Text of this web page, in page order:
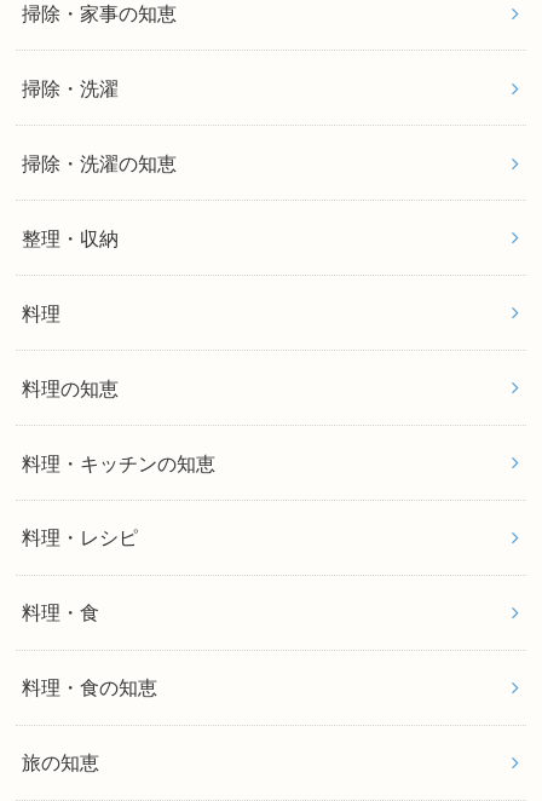
掃除・家事の知恵
掃除・洗濯
掃除・洗濯の知恵
整理・収納
料理
料理の知恵
料理・キッチンの知恵
料理・レシピ
料理・食
料理・食の知恵
旅の知恵